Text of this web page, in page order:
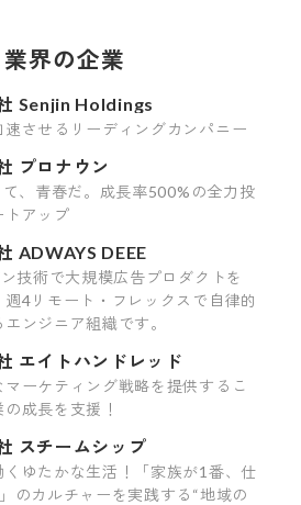
界の企業
Senjin Holdings
速させるリーディングカンパニー
プロナウン
て、青春だ。成長率500%の全力投
トアップ
ADWAYS DEEE
技術で大規模広告プロダクトを
週4リモート・フレックスで自律的
エンジニア組織です。
エイトハンドレッド
マーケティング戦略を提供するこ
の成長を支援！
スチームシップ
くゆたかな生活！「家族が1番、仕
のカルチャーを実践する“地域の